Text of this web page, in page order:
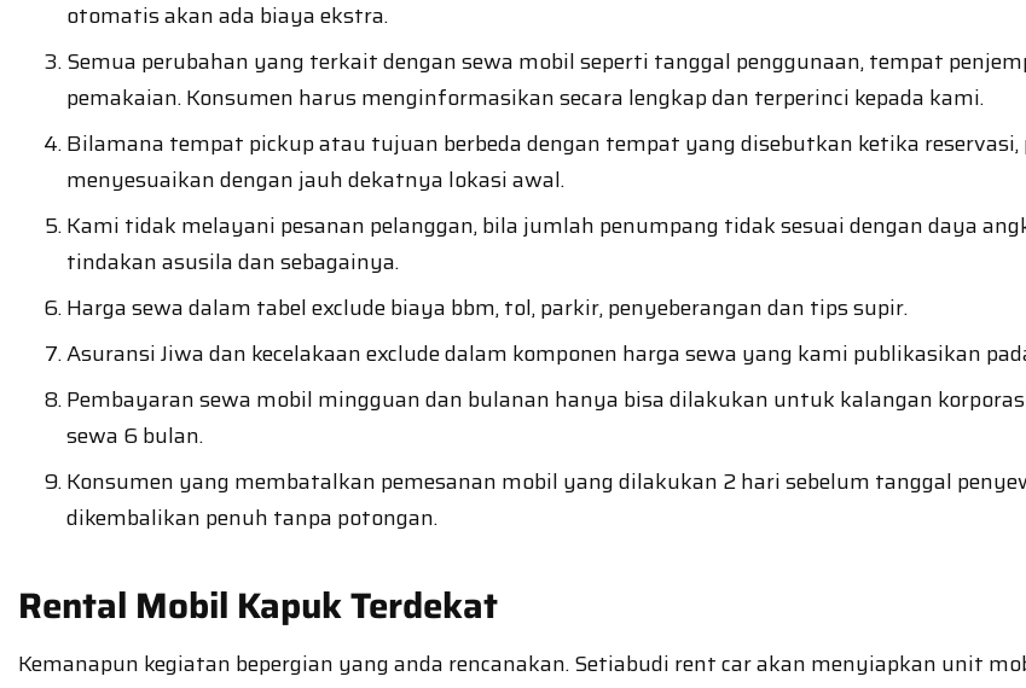
otomatis akan ada biaya ekstra.
Semua perubahan yang terkait dengan sewa mobil seperti tanggal penggunaan, tempat
pemakaian. Konsumen harus menginformasikan secara lengkap dan terperinci kepada kami.
Bilamana tempat pickup atau tujuan berbeda dengan tempat yang disebutkan ketika
menyesuaikan dengan jauh dekatnya lokasi awal.
Kami tidak melayani pesanan pelanggan, bila jumlah penumpang tidak sesuai dengan daya
tindakan asusila dan sebagainya.
Harga sewa dalam tabel exclude biaya bbm, tol, parkir, penyeberangan dan tips supir.
Asuransi Jiwa dan kecelakaan exclude dalam komponen harga sewa yang kami publikasikan
Pembayaran sewa mobil mingguan dan bulanan hanya bisa dilakukan untuk kalangan
sewa 6 bulan.
Konsumen yang membatalkan pemesanan mobil yang dilakukan 2 hari sebelum tanggal
dikembalikan penuh tanpa potongan.
Rental Mobil Kapuk Terdekat
Kemanapun kegiatan bepergian yang anda rencanakan. Setiabudi rent car akan menyiapkan unit